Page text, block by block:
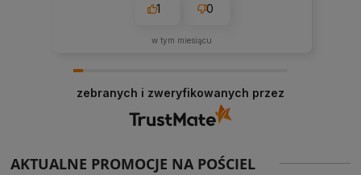
1 0
w tym miesiącu
zebranych i zweryfikowanych przez
AKTUALNE PROMOCJE NA POŚCIEL